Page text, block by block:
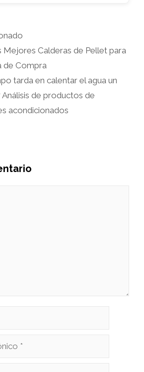
Mejores Calderas de Pellet para
de Compra
tarda en calentar el agua un
de productos de
acondicionados